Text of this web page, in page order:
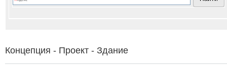
Концепция - Проект - Здание